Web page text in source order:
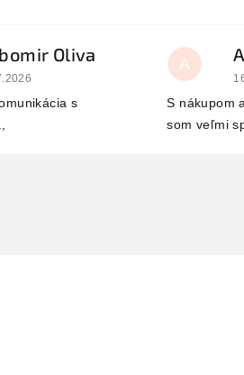
Oliva
obchodu je 5 z 5 hviezdičiek.
s
A
S nákupom
som veľmi